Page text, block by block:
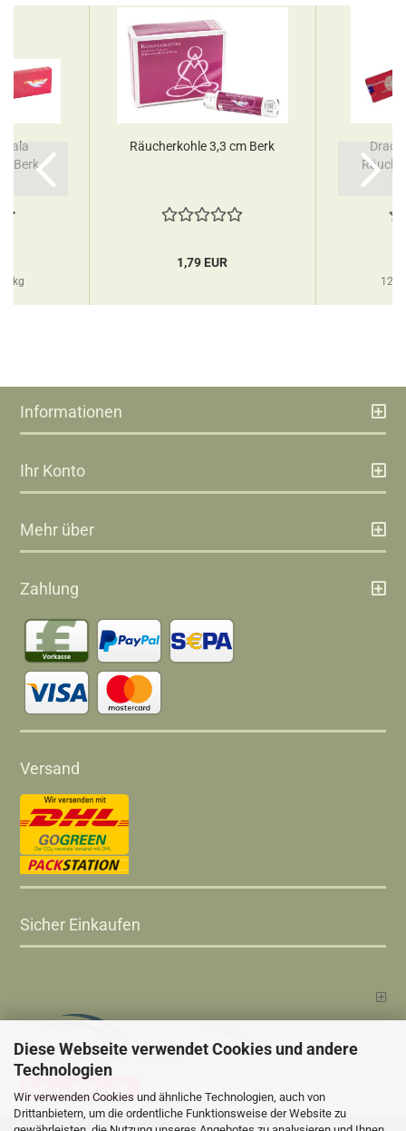
Diese Webseite verwendet Cookies und andere
Technologien
Wir verwenden Cookies und ähnliche Technologien, auch von
Drittanbietern, um die ordentliche Funktionsweise der Website zu
Berk
1 kg
Räucherkohle 3,3 cm Berk
1,79 EUR
Informationen
Ihr Konto
Mehr über
Zahlung
Versand
Sicher Einkaufen